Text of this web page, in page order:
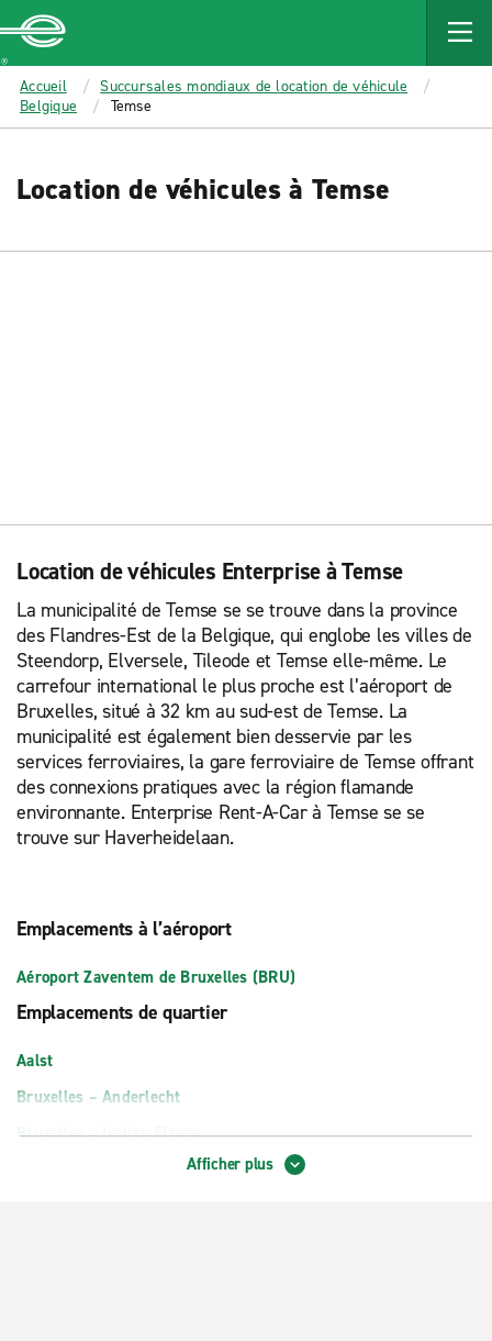
MAIN
CONTENT
Enterprise
Accueil
Succursales mondiaux de location de véhicule
Belgique
Temse
Location de véhicules à Temse
Location de véhicules Enterprise à Temse
La municipalité de Temse se se trouve dans la province
des Flandres-Est de la Belgique, qui englobe les villes de
Steendorp, Elversele, Tileode et Temse elle-même. Le
carrefour international le plus proche est l’aéroport de
Bruxelles, situé à 32 km au sud-est de Temse. La
municipalité est également bien desservie par les
services ferroviaires, la gare ferroviaire de Temse offrant
des connexions pratiques avec la région flamande
environnante. Enterprise Rent-A-Car à Temse se se
trouve sur Haverheidelaan.
Emplacements à l’aéroport
Aéroport Zaventem de Bruxelles (BRU)
Emplacements de quartier
Aalst
Bruxelles – Anderlecht
Bruxelles – Ixelles-Elsene
Afficher plus